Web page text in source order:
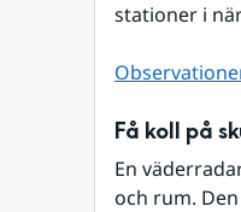
stationer i
Få koll på
En
och rum.